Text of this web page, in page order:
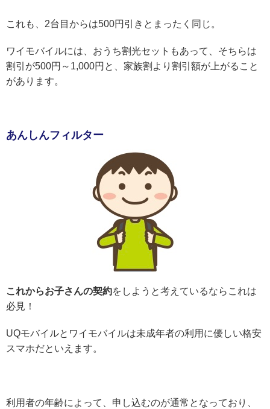
これも、2台目からは500円引きとまったく同じ。
ワイモバイルには、おうち割光セットもあって、そちらは
割引が500円～1,000円と、家族割より割引額が上がること
があります。
あんしんフィルター
これからお子さんの契約をしようと考えているならこれは
必見！
UQモバイルとワイモバイルは未成年者の利用に優しい格安
スマホだといえます。
利用者の年齢によって、申し込むのが通常となっており、